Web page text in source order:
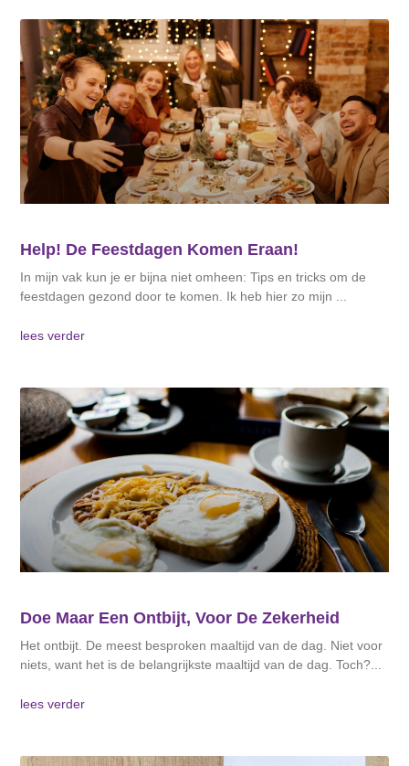
Help! De Feestdagen Komen Eraan!
In mijn vak kun je er bijna niet omheen: Tips en tricks om de
feestdagen gezond door te komen. Ik heb hier zo mijn
lees verder
Doe Maar Een Ontbijt, Voor De Zekerheid
Het ontbijt. De meest besproken maaltijd van de dag. Niet voor
niets, want het is de belangrijkste maaltijd van de dag. Toch?
lees verder